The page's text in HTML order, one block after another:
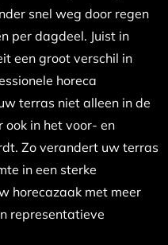
snel weg door regen
per dagdeel. Juist in
een groot verschil in
horeca
terras niet alleen in de
in het voor- en
Zo verandert uw terras
in een sterke
horecazaak met meer
representatieve